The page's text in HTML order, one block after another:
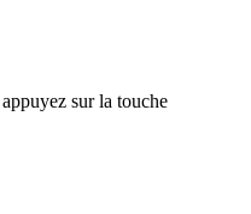
sur la touche